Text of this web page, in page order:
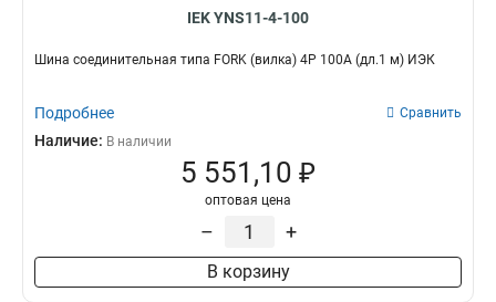
IEK YNS11-4-100
Шина соединительная типа FORK (вилка) 4Р 100А (дл.1 м) ИЭК
Подробнее Сравнить
Наличие: В наличии
5 551,10 ₽
оптовая цена
– +
В корзину